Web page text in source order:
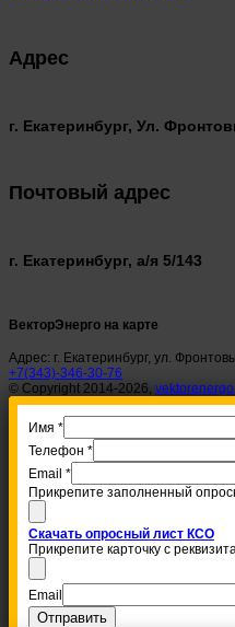
Адрес
г. Екатеринбург, Ул.
Почтовый адрес
г. Екатеринбург, а/я 5/143
ВекторЭнерго на карте
Адрес: г. Екатеринбург, ул.
+7(343)-346-30-76
© Copyright 2014-2026,
Имя *
Телефон *
Email *
Прикрепите заполненный
Скачать опросный лист КСО
Прикрепите карточку с
Email
Отправить